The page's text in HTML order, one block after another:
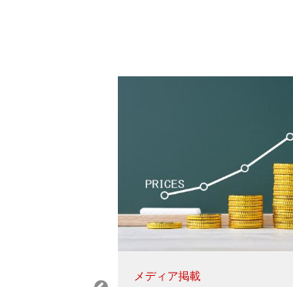
メディア掲載